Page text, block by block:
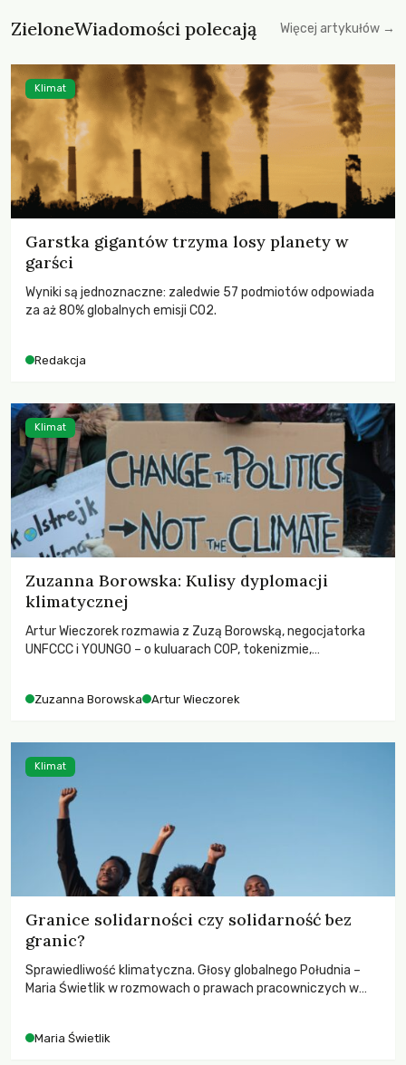
ZieloneWiadomości polecają Więcej artykułów →
Garstka gigantów trzyma losy planety w
garści
Wyniki są jednoznaczne: zaledwie 57 podmiotów odpowiada
za aż 80% globalnych emisji CO2.
Redakcja
Klimat
Zuzanna Borowska: Kulisy dyplomacji
klimatycznej
Artur Wieczorek rozmawia z Zuzą Borowską, negocjatorka
UNFCCC i YOUNGO – o kuluarach COP, tokenizmie,
Zuzanna Borowska Artur Wieczorek
Klimat
Granice solidarności czy solidarność bez
granic?
Sprawiedliwość klimatyczna. Głosy globalnego Południa –
Maria Świetlik w rozmowach o prawach pracowniczych w
Maria Świetlik
Klimat